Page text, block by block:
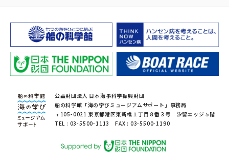
公益財団法人 日本海事科学振興財団
船の科学館「海の学びミュージアムサポート」事務局
〒105-0021 東京都港区東新橋１丁目８番３号 汐留エッジ５階
TEL : 03-5500-1113 FAX : 03-5500-1190